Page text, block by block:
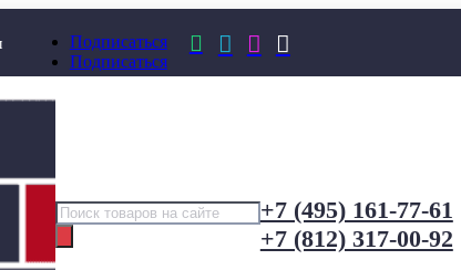
Подписаться
Подписаться
   
Поиск
товаров
+7 (495) 161-77-61
+7 (812) 317-00-92